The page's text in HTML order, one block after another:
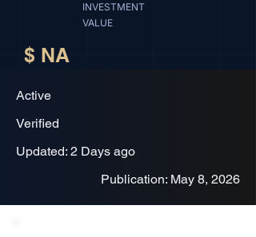
INVESTMENT
VALUE
$ NA
Active
Verified
Updated: 2 Days ago
Publication: May 8, 2026